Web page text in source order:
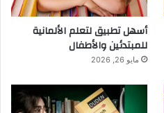
أسهل تطبيق لتعلم الألمانية
للمبتدئين والأطفال
مايو 26, 2026